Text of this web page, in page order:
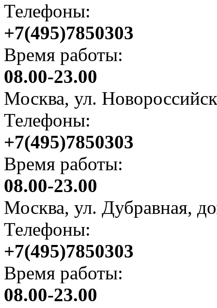
Телефоны:
+7(495)7850303
Время работы:
08.00-23.00
Москва, ул.
Телефоны:
+7(495)7850303
Время работы:
08.00-23.00
Москва, ул. Дубравная,
Телефоны:
+7(495)7850303
Время работы:
08.00-23.00